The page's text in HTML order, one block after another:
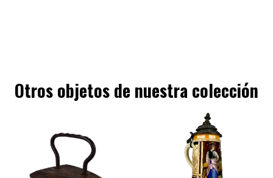
Otros objetos de nuestra colección